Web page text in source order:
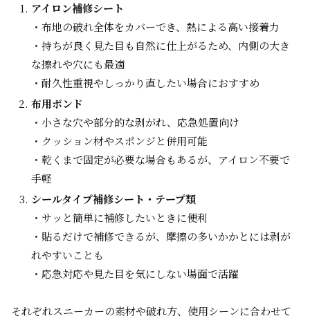
アイロン補修シート
・布地の破れ全体をカバーでき、熱による高い接着力
・持ちが良く見た目も自然に仕上がるため、内側の大き
な擦れや穴にも最適
・耐久性重視やしっかり直したい場合におすすめ
布用ボンド
・小さな穴や部分的な剥がれ、応急処置向け
・クッション材やスポンジと併用可能
・乾くまで固定が必要な場合もあるが、アイロン不要で
手軽
シールタイプ補修シート・テープ類
・サッと簡単に補修したいときに便利
・貼るだけで補修できるが、摩擦の多いかかとには剥が
れやすいことも
・応急対応や見た目を気にしない場面で活躍
それぞれスニーカーの素材や破れ方、使用シーンに合わせて